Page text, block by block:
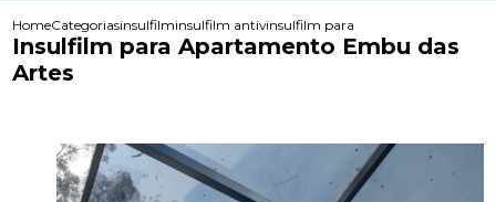
HomeCategoriasinsulfilminsulfilm antivandalismoinsulfilm para apartamento embu
Insulfilm para Apartamento Embu das
Artes